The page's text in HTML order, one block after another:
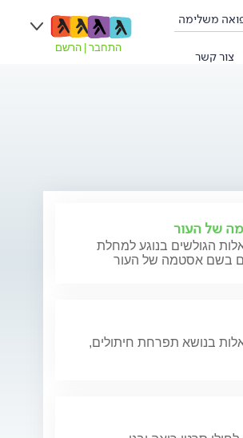
משלימה
צור קשר
התחבר הרשם
של העור
הגולשים בנוגע למחלת
בשם אסטמה של העור
בנושא תפרחת חיתולים,